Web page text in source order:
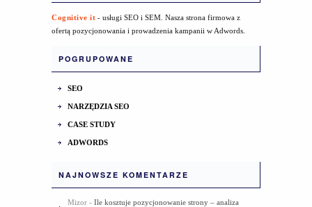
Cognitive it - usługi SEO i SEM. Nasza strona firmowa z
ofertą pozycjonowania i prowadzenia kampanii w Adwords.
POGRUPOWANE
SEO
NARZĘDZIA SEO
CASE STUDY
ADWORDS
NAJNOWSZE KOMENTARZE
Mizor - Ile kosztuje pozycjonowanie strony – analiza